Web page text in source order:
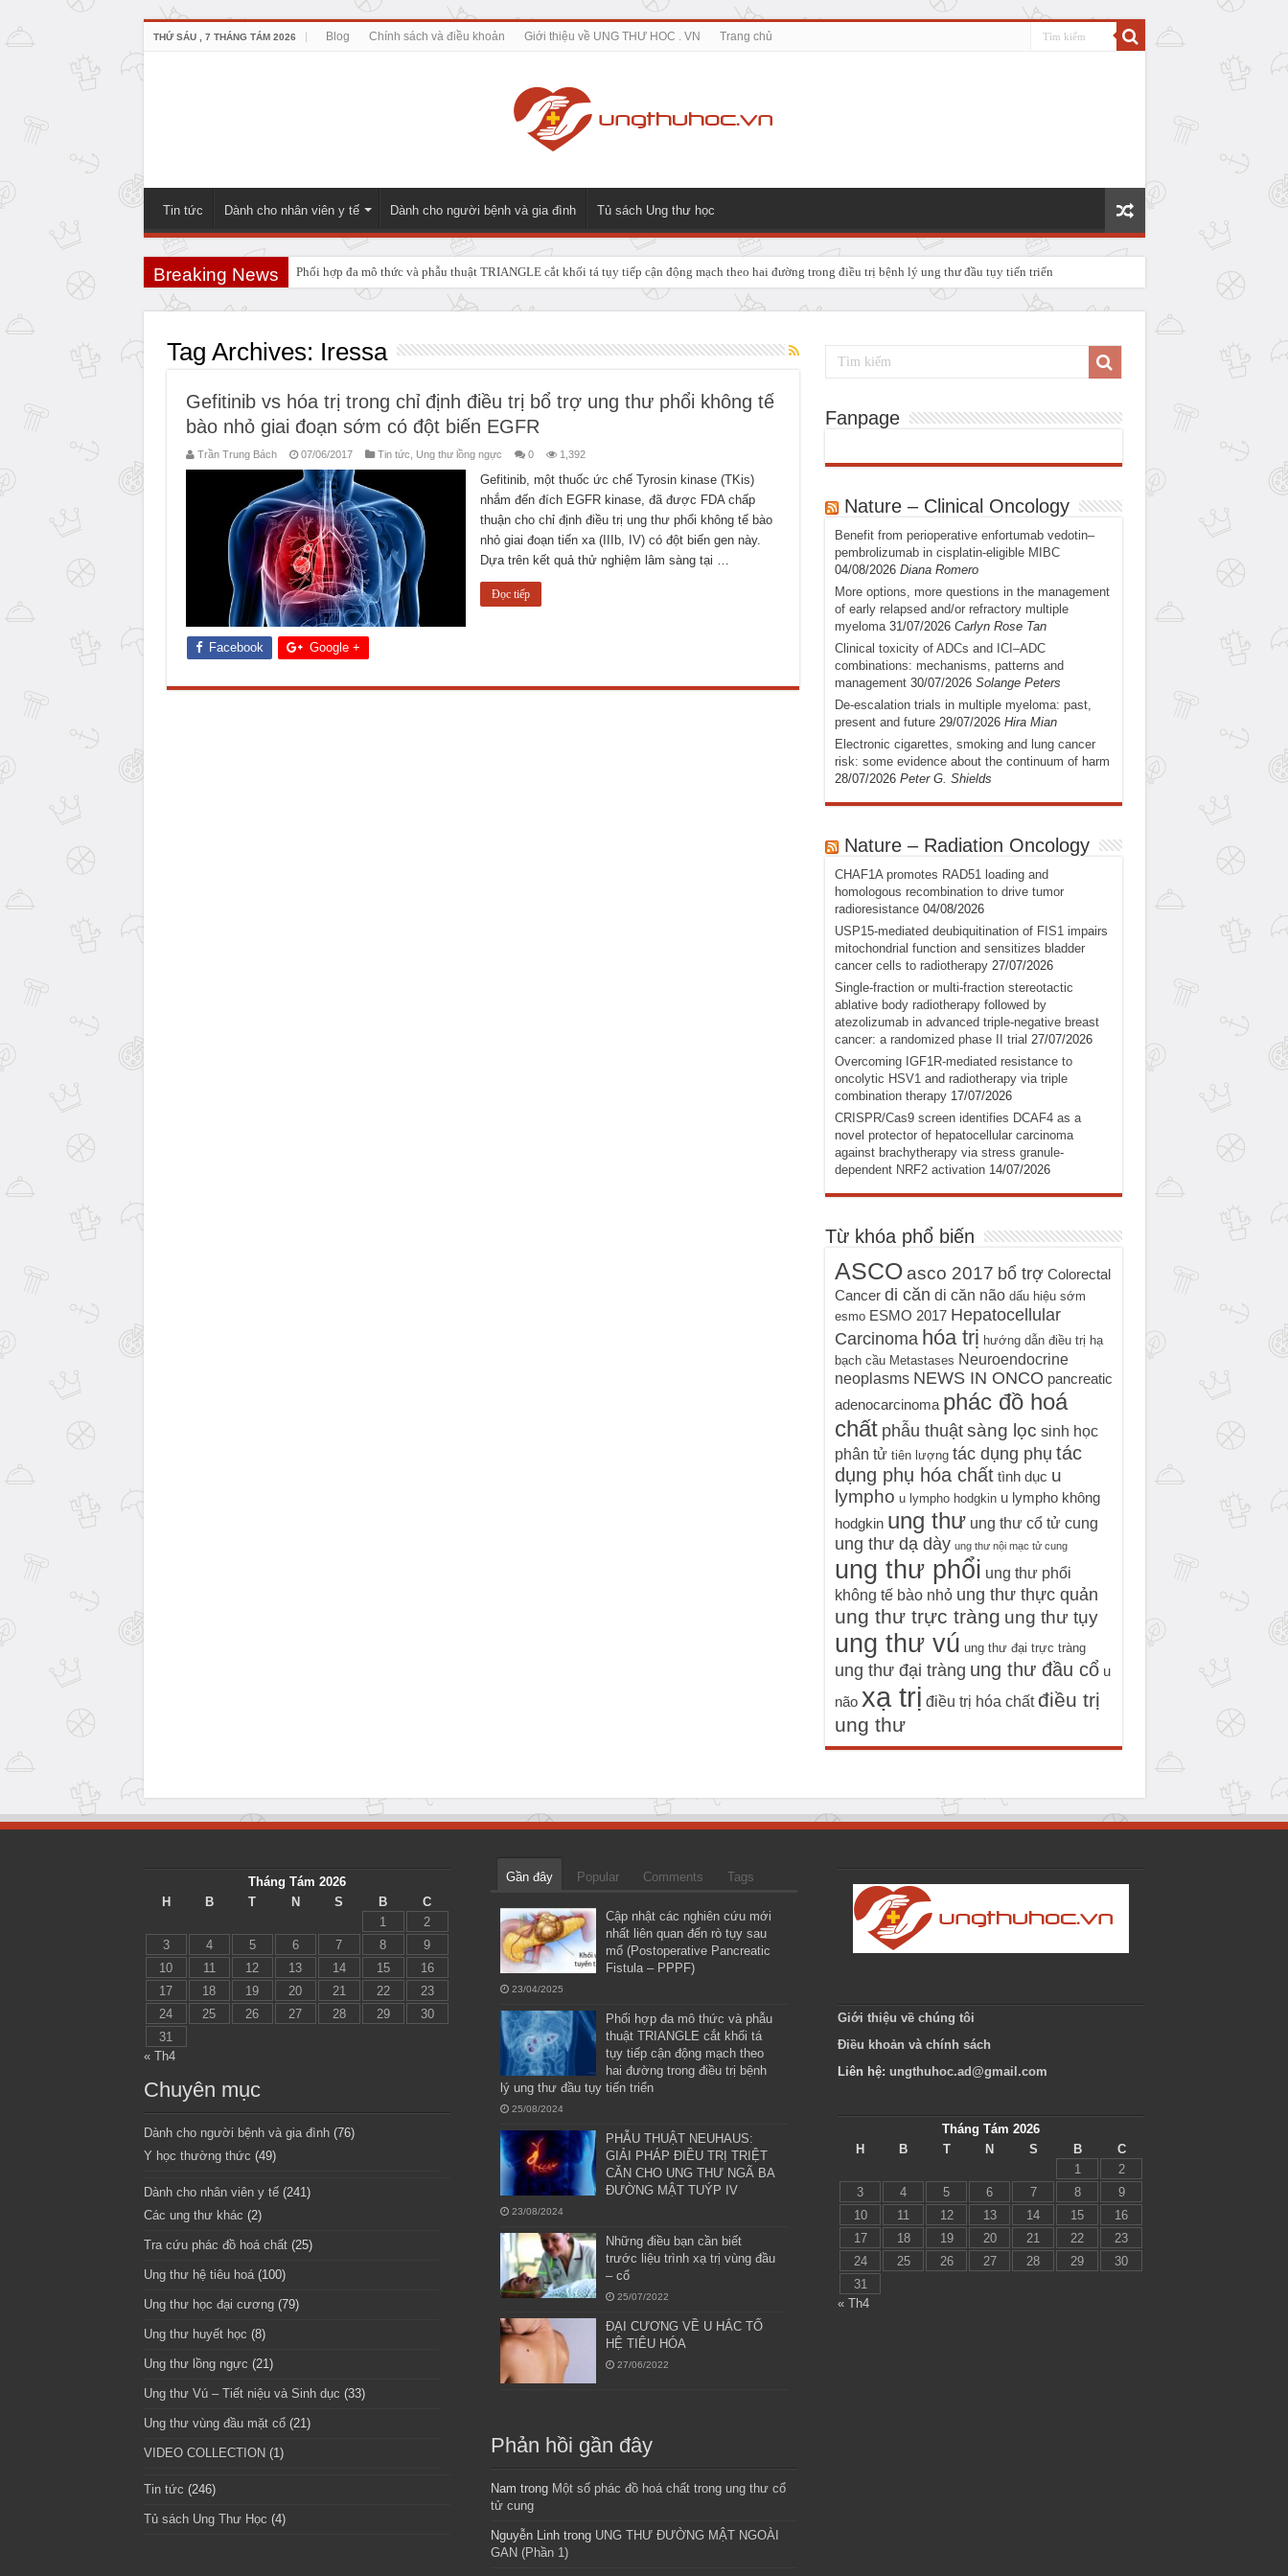
THỨ SÁU , 7 THÁNG TÁM 2026 Blog Chính sách và điều khoản Giới thiệu về UNG THƯ HOC . VN Trang chủ
Tin tức Dành cho nhân viên y tế Dành cho người bệnh và gia đình Tủ sách Ung thư học
Breaking News Phối hợp đa mô thức và phẫu thuật TRIANGLE cắt khối tá tụy tiếp cận động mạch theo hai đường trong điều trị bệnh lý ung thư đầu tụy tiến triển
PHẪU THUẬT NEUHAUS: GIẢI PHÁP ĐIỀU TRỊ TRIỆT CĂN CHO UNG THƯ NGÃ BA ĐƯỜNG MẬT TUÝP IV
Tag Archives: Iressa
Gefitinib vs hóa trị trong chỉ định điều trị bổ trợ ung thư phổi không tế
bào nhỏ giai đoạn sớm có đột biến EGFR
Trần Trung Bách 07/06/2017 Tin tức Ung thư lồng ngực 0 1,392
Gefitinib, một thuốc ức chế Tyrosin kinase (TKis)
nhắm đến đích EGFR kinase, đã được FDA chấp
thuận cho chỉ định điều trị ung thư phổi không tế bào
nhỏ giai đoạn tiến xa (IIIb, IV) có đột biến gen này.
Dựa trên kết quả thử nghiệm lâm sàng tại …
Đọc tiếp
Facebook Google +
Fanpage
Nature – Clinical Oncology
Benefit from perioperative enfortumab vedotin–
pembrolizumab in cisplatin-eligible MIBC
04/08/2026 Diana Romero
More options, more questions in the management
of early relapsed and/or refractory multiple
myeloma 31/07/2026 Carlyn Rose Tan
Clinical toxicity of ADCs and ICI–ADC
combinations: mechanisms, patterns and
management 30/07/2026 Solange Peters
De-escalation trials in multiple myeloma: past,
present and future 29/07/2026 Hira Mian
Electronic cigarettes, smoking and lung cancer
risk: some evidence about the continuum of harm
28/07/2026 Peter G. Shields
Nature – Radiation Oncology
CHAF1A promotes RAD51 loading and
homologous recombination to drive tumor
radioresistance 04/08/2026
USP15-mediated deubiquitination of FIS1 impairs
mitochondrial function and sensitizes bladder
cancer cells to radiotherapy 27/07/2026
Single-fraction or multi-fraction stereotactic
ablative body radiotherapy followed by
atezolizumab in advanced triple-negative breast
cancer: a randomized phase II trial 27/07/2026
Overcoming IGF1R-mediated resistance to
oncolytic HSV1 and radiotherapy via triple
combination therapy 17/07/2026
CRISPR/Cas9 screen identifies DCAF4 as a
novel protector of hepatocellular carcinoma
against brachytherapy via stress granule-
dependent NRF2 activation 14/07/2026
Từ khóa phổ biến
ASCO asco 2017 bổ trợ Colorectal
Cancer di căn di căn não dấu hiệu sớm
esmo ESMO 2017 Hepatocellular
Carcinoma hóa trị hướng dẫn điều trị hạ
bạch cầu Metastases Neuroendocrine
neoplasms NEWS IN ONCO pancreatic
adenocarcinoma phác đồ hoá
chất phẫu thuật sàng lọc sinh học
phân tử tiên lượng tác dụng phụ tác
dụng phụ hóa chất tình dục u
lympho u lympho hodgkin u lympho không
hodgkin ung thư ung thư cổ tử cung
ung thư dạ dày ung thư nội mạc tử cung
ung thư phổi ung thư phổi
không tế bào nhỏ ung thư thực quản
ung thư trực tràng ung thư tụy
ung thư vú ung thư đại trực tràng
ung thư đại tràng ung thư đầu cổ u
não xạ trị điều trị hóa chất điều trị
ung thư
Tháng Tám 2026
H
B T N S B
C
1
2
3
4 5 6 7 8
9
10
11 12 13 14 15
16
17
18 19 20 21 22
23
24
25 26 27 28 29
30
31
« Th4
Chuyên mục
Dành cho người bệnh và gia đình(76)
Y học thường thức (49)
Dành cho nhân viên y tế(241)
Các ung thư khác (2)
Tra cứu phác đồ hoá chất(25)
Ung thư hệ tiêu hoá(100)
Ung thư học đại cương(79)
Ung thư huyết học (8)
Ung thư lồng ngực (21)
Ung thư Vú – Tiết niệu và Sinh dục (33)
Ung thư vùng đầu mặt cổ(21)
VIDEO COLLECTION (1)
Tin tức (246)
Tủ sách Ung Thư Học (4)
Gần đây Popular Comments Tags
Cập nhật các nghiên cứu mới
nhất liên quan đến rò tụy sau
mổ (Postoperative Pancreatic
Fistula – PPPF)
23/04/2025
Phối hợp đa mô thức và phẫu
thuật TRIANGLE cắt khối tá
tụy tiếp cận động mạch theo
hai đường trong điều trị bệnh
lý ung thư đầu tụy tiến triển
25/08/2024
PHẪU THUẬT NEUHAUS:
GIẢI PHÁP ĐIỀU TRỊ TRIỆT
CĂN CHO UNG THƯ NGÃ BA
ĐƯỜNG MẬT TUÝP IV
23/08/2024
Những điều bạn cần biết
trước liệu trình xạ trị vùng đầu
– cổ
25/07/2022
ĐẠI CƯƠNG VỀ U HẮC TỐ
HỆ TIÊU HÓA
27/06/2022
Phản hồi gần đây
Nam trong Một số phác đồ hoá chất trong ung thư cổ
tử cung
Nguyễn Linhtrong UNG THƯ ĐƯỜNG MẬT NGOÀI
GAN (Phần 1)
Giới thiệu về chúng tôi
Điều khoản và chính sách
Liên hệ: ungthuhoc.ad@gmail.com
Tháng Tám 2026
H
B T N S B
C
1
2
3
4 5 6 7 8
9
10
11 12 13 14 15
16
17
18 19 20 21 22
23
24
25 26 27 28 29
30
31
« Th4